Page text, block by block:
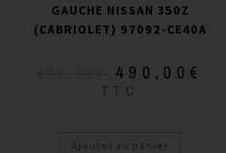
GAUCHE NISSAN 350Z
(CABRIOLET) 97092-CE40A
490,00€
TTC
Ajouter au panier